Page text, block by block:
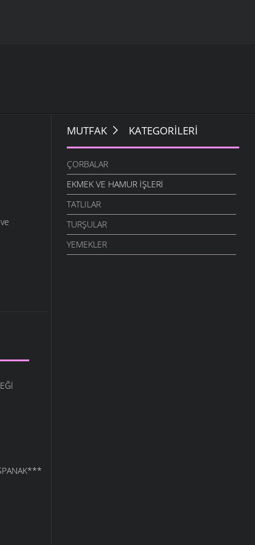
MUTFAK KATEGORILERI
ÇORBALAR
EKMEK VE HAMUR İŞLERI
TATLILAR
TURŞULAR
YEMEKLER